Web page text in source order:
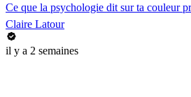
Ce que la psychologie dit sur ta couleur
Claire Latour
il y a 2 semaines